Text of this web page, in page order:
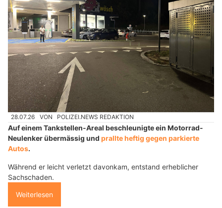
28.07.26 VON POLIZEI.NEWS REDAKTION
Auf einem Tankstellen-Areal beschleunigte ein Motorrad-
Neulenker übermässig und prallte heftig gegen parkierte
Autos.
Während er leicht verletzt davonkam, entstand erheblicher
Sachschaden.
Weiterlesen